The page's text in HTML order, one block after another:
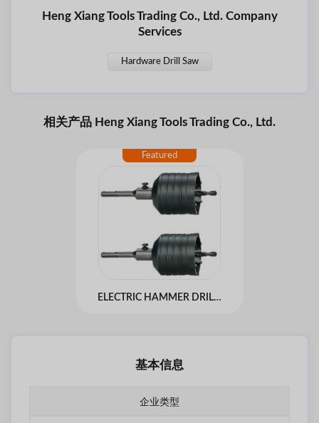
Heng Xiang Tools Trading Co., Ltd. Company
Services
Hardware Drill Saw
相关产品 Heng Xiang Tools Trading Co., Ltd.
ELECTRIC HAMMER DRILLS
基本信息
企业类型